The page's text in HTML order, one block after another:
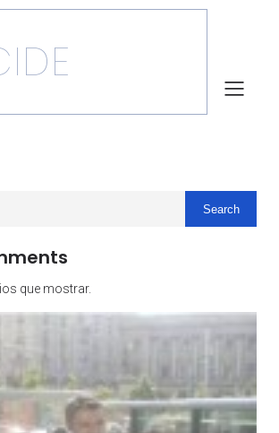
Search
que mostrar.